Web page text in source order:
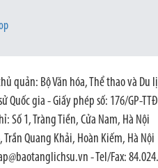
quản: Bộ Văn hóa, Thể thao và Du
Quốc gia - Giấy phép số: 176/GP-
Số 1, Tràng Tiền, Cửa Nam, Hà Nội
Trần Quang Khải, Hoàn Kiếm, Hà Nội
- Tel/Fax: